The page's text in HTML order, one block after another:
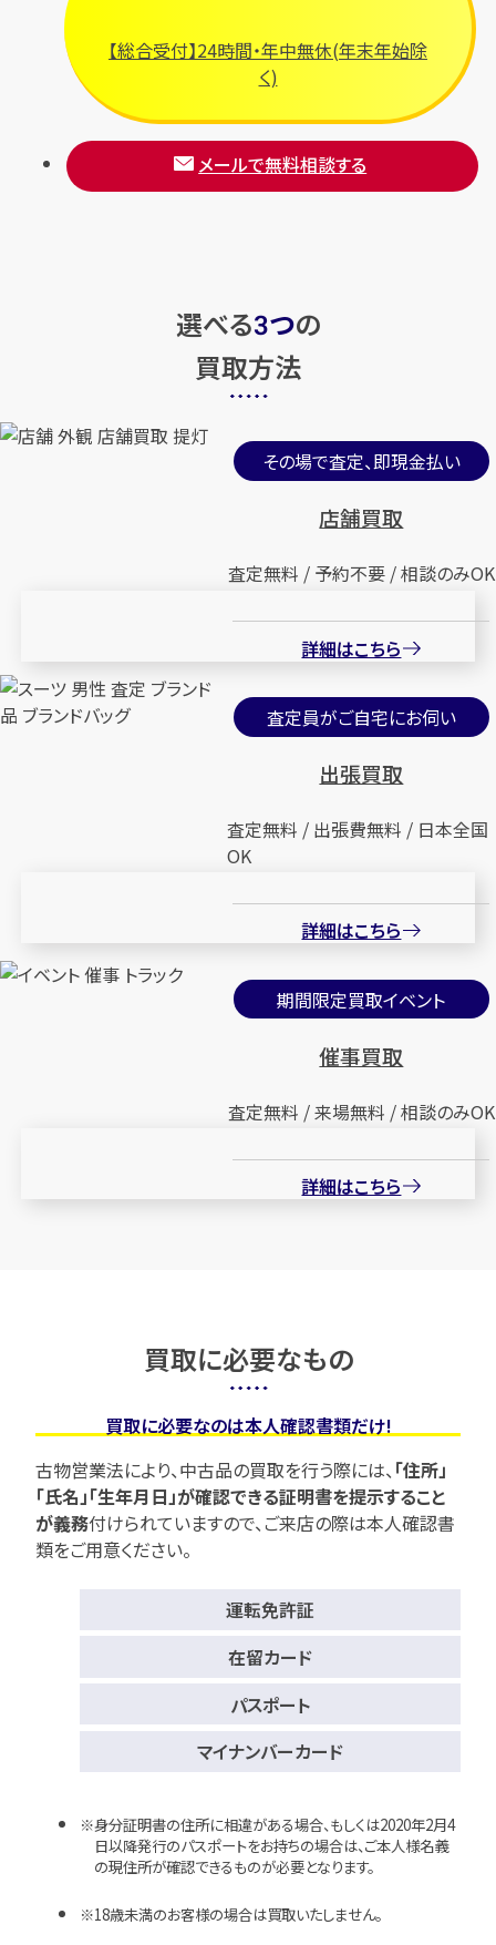
【総合受付】24時間・年中無休(年末年始除
く)
メールで無料相談する
選べる3つの
買取方法
その場で査定、即現金払い
店舗買取
査定無料 / 予約不要 / 相談のみOK
詳細はこちら
査定員がご自宅にお伺い
出張買取
査定無料 / 出張費無料 / 日本全国
OK
詳細はこちら
期間限定買取イベント
催事買取
査定無料 / 来場無料 / 相談のみOK
詳細はこちら
買取に必要なもの
買取に必要なのは本人確認書類だけ!
古物営業法により、中古品の買取を行う際には、「住所」
「氏名」「生年月日」が確認できる証明書を提示すること
が義務付けられていますので、ご来店の際は本人確認書
類をご用意ください。
運転免許証
在留カード
パスポート
マイナンバーカード
身分証明書の住所に相違がある場合、もしくは2020年2月4
日以降発行のパスポートをお持ちの場合は、ご本人様名義
の現住所が確認できるものが必要となります。
18歳未満のお客様の場合は買取いたしません。